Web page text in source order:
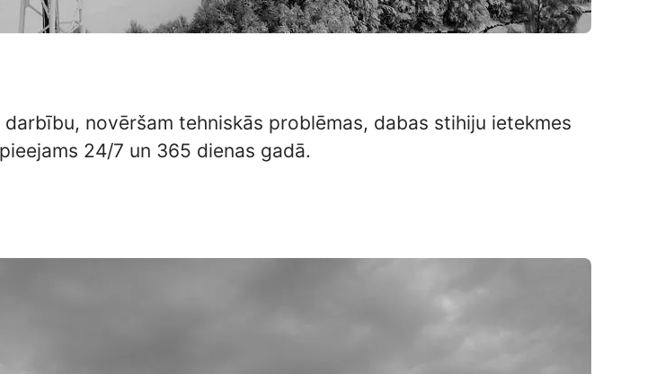
novēršam tehniskās problēmas, dabas stihiju ietekmes
24/7 un 365 dienas gadā.